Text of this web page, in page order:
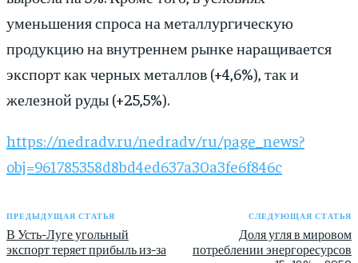
уменьшения спроса на металлургическую
продукцию на внутреннем рынке наращивается
экспорт как черных металлов (+4,6%), так и
железной руды (+25,5%).
https://nedradv.ru/nedradv/ru/page_news?
obj=961785358d8bd4ed637a30a3fe6f846c
ПРЕДЫДУЩАЯ СТАТЬЯ
В Усть-Луге угольный
экспорт теряет прибыль из-за
СЛЕДУЮЩАЯ СТАТЬЯ
Доля угля в мировом
потреблении энергоресурсов